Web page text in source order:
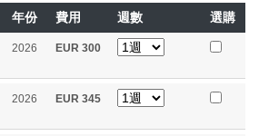
年份 費用 週數
選購
2026 EUR 300
2026 EUR 345